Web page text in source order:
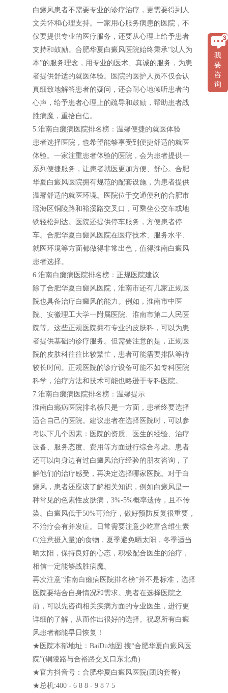
白癜风患者不需要专业的诊疗治疗，更需要得到人
文关怀和心理支持。一家用心服务病患的医院，不
仅要提供专业的医疗服务，还要从心理上给予患者
支持和鼓励。合肥华夏白癜风医院始终秉承“以人为
本”的服务理念，用专业的医术、真诚的服务，为患
者提供舒适的就医体验。医院的医护人员不仅会认
真细致地解答患者的疑问，还会耐心地倾听患者的
心声，给予患者心理上的疏导和鼓励，帮助患者战
胜病魔，重拾自信。
5.淮南白癞病医院排名榜：温馨便捷的就医体验
患者选择医院，也希望能够享受到便捷舒适的就医
体验。一家注重患者体验的医院，会为患者提供一
系列便捷服务，让患者就医更加方便、舒心。合肥
华夏白癜风医院拥有规范的配套设施，为患者提供
温馨舒适的就医环境。医院位于交通便利的合肥市
瑶海区铜陵路和裕溪路交叉口，可乘坐公交车或地
铁轻松到达。医院还提供停车服务，方便患者停
车。合肥华夏白癜风医院在医疗技术、服务水平、
就医环境等方面都做得非常出色，值得淮南白癜风
患者选择。
6.淮南白癞病医院排名榜：正规医院建议
除了合肥华夏白癜风医院，淮南市还有几家正规医
院也具备治疗白癜风的能力。例如，淮南市中医
院、安徽理工大学一附属医院、淮南市第二人民医
院等。这些正规医院拥有专业的皮肤科，可以为患
者提供基础的诊疗服务。但需要注意的是，正规医
院的皮肤科往往比较繁忙，患者可能需要排队等待
较长时间。正规医院的诊疗设备可能不如专科医院
科学，治疗方法和技术可能也略逊于专科医院。
7.淮南白癞病医院排名榜：温馨提示
淮南白癞病医院排名榜只是一方面，患者终要选择
适合自己的医院。建议患者在选择医院时，可以参
考以下几个因素：医院的资质、医生的经验、治疗
设备、服务态度、费用等方面进行综合考虑。患者
还可以向身边有过白癜风治疗经验的朋友咨询，了
解他们的治疗感受，再决定选择哪家医院。对于白
癜风，患者还应该了解相关知识，例如白癜风是一
种常见的色素性皮肤病，3%-5%概率遗传，且不传
染。白癜风低于50%可治疗，做好预防反复很重要，
不治疗会有并发症。日常需要注意少吃富含维生素
C(注意摄入量)的食物，夏季避免晒太阳，冬季适当
晒太阳，保持良好的心态，积极配合医生的治疗，
相信一定能够战胜病魔。
再次注意“淮南白癞病医院排名榜”并不是标准，选择
医院要结合自身情况和需求。患者在选择医院之
前，可以先咨询相关疾病方面的专业医生，进行更
详细的了解，从而作出很好的选择。祝愿所有白癜
风患者都能早日恢复！
★医院本部地址：BaiDu地图 搜“合肥华夏白癜风医
院”(铜陵路与合裕路交叉口东北角)
★官方抖音号：合肥华夏白癜风医院(团购套餐)
★总机:400 - 6 8 8 - 9 8 7 5
我
要
咨
询